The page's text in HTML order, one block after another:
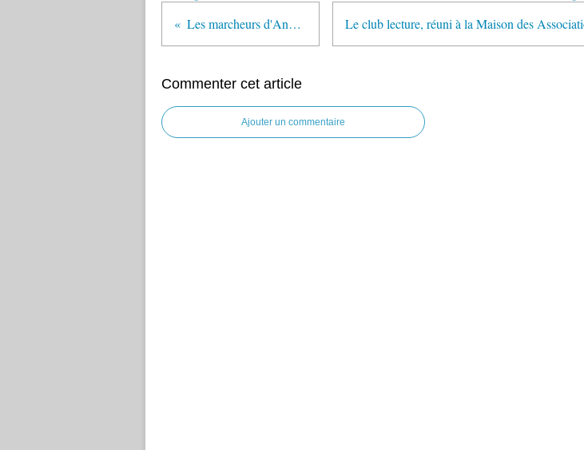
Les marcheurs d'Anchin - jeudi 16 octobre
Commenter cet article
Ajouter un commentaire